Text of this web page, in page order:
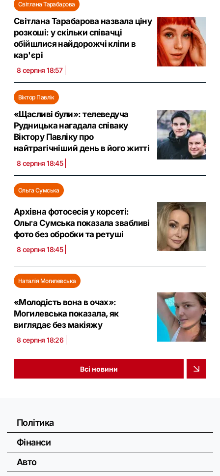
Світлана Тарабарова
Світлана Тарабарова назвала ціну
розкоші: у скільки співачці
обійшлися найдорожчі кліпи в
кар'єрі
8 серпня 18:57
Віктор Павлік
«Щасливі були»: телеведуча
Рудницька нагадала співаку
Віктору Павліку про
найтрагічніший день в його житті
8 серпня 18:45
Ольга Сумська
Архівна фотосесія у корсеті:
Ольга Сумська показала звабливі
фото без обробки та ретуші
8 серпня 18:45
Наталія Могилевська
«Молодість вона в очах»:
Могилевська показала, як
виглядає без макіяжу
8 серпня 18:26
Всі новини
Політика
Фінанси
Авто